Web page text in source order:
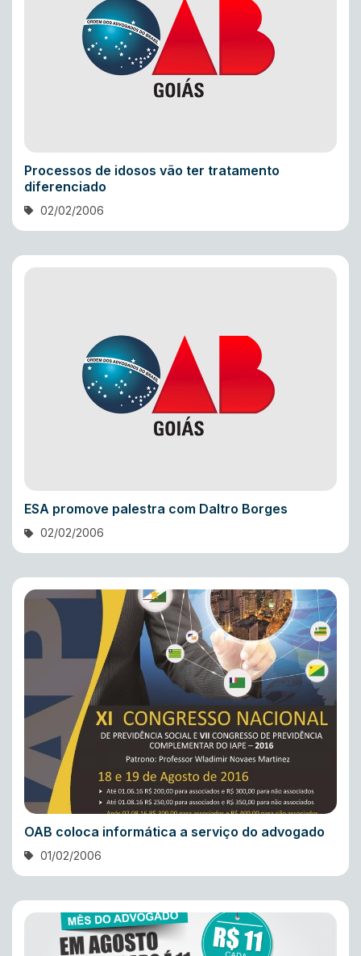
Processos de idosos vão ter tratamento
diferenciado
02/02/2006
ESA promove palestra com Daltro Borges
02/02/2006
OAB coloca informática a serviço do advogado
01/02/2006